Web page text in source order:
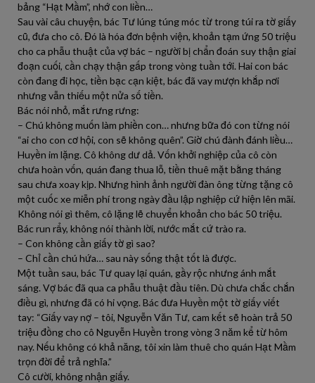
bảng “Hạt Mầm”, nhớ con liền…
Sau vài câu chuyện, bác Tư lúng túng móc từ trong túi ra tờ giấy
cũ, đưa cho cô. Đó là hóa đơn bệnh viện, khoản tạm ứng 50 triệu
cho ca phẫu thuật của vợ bác – người bị chẩn đoán suy thận giai
đoạn cuối, cần chạy thận gấp trong vòng tuần tới. Hai con bác
còn đang đi học, tiền bạc cạn kiệt, bác đã vay mượn khắp nơi
nhưng vẫn thiếu một nửa số tiền.
Bác nói nhỏ, mắt rưng rưng:
– Chú không muốn làm phiền con… nhưng bữa đó con từng nói
“ai cho con cơ hội, con sẽ không quên”. Giờ chú đành đánh liều…
Huyền im lặng. Cô không dư dả. Vốn khởi nghiệp của cô còn
chưa hoàn vốn, quán đang thua lỗ, tiền thuê mặt bằng tháng
sau chưa xoay kịp. Nhưng hình ảnh người đàn ông từng tặng cô
một cuốc xe miễn phí trong ngày đầu lập nghiệp cứ hiện lên mãi.
Không nói gì thêm, cô lặng lẽ chuyển khoản cho bác 50 triệu.
Bác run rẩy, không nói thành lời, nước mắt cứ trào ra.
– Con không cần giấy tờ gì sao?
– Chỉ cần chú hứa… sau này sống thật tốt là được.
Một tuần sau, bác Tư quay lại quán, gầy rộc nhưng ánh mắt
sáng. Vợ bác đã qua ca phẫu thuật đầu tiên. Dù chưa chắc chắn
điều gì, nhưng đã có hi vọng. Bác đưa Huyền một tờ giấy viết
tay: “Giấy vay nợ – tôi, Nguyễn Văn Tư, cam kết sẽ hoàn trả 50
triệu đồng cho cô Nguyễn Huyền trong vòng 3 năm kể từ hôm
nay. Nếu không có khả năng, tôi xin làm thuê cho quán Hạt Mầm
trọn đời để trả nghĩa.”
Cô cười, không nhận giấy.